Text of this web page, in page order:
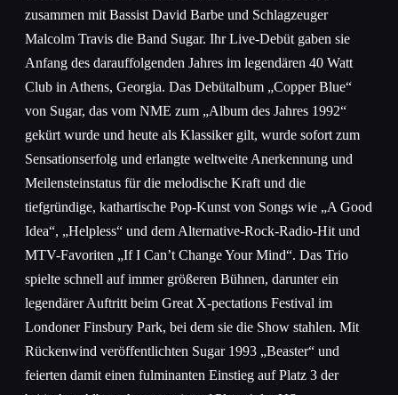
zusammen mit Bassist David Barbe und Schlagzeuger
Malcolm Travis die Band Sugar. Ihr Live-Debüt gaben sie
Anfang des darauffolgenden Jahres im legendären 40 Watt
Club in Athens, Georgia. Das Debütalbum „Copper Blue“
von Sugar, das vom NME zum „Album des Jahres 1992“
gekürt wurde und heute als Klassiker gilt, wurde sofort zum
Sensationserfolg und erlangte weltweite Anerkennung und
Meilensteinstatus für die melodische Kraft und die
tiefgründige, kathartische Pop-Kunst von Songs wie „A Good
Idea“, „Helpless“ und dem Alternative-Rock-Radio-Hit und
MTV-Favoriten „If I Can’t Change Your Mind“. Das Trio
spielte schnell auf immer größeren Bühnen, darunter ein
legendärer Auftritt beim Great X-pectations Festival im
Londoner Finsbury Park, bei dem sie die Show stahlen. Mit
Rückenwind veröffentlichten Sugar 1993 „Beaster“ und
feierten damit einen fulminanten Einstieg auf Platz 3 der